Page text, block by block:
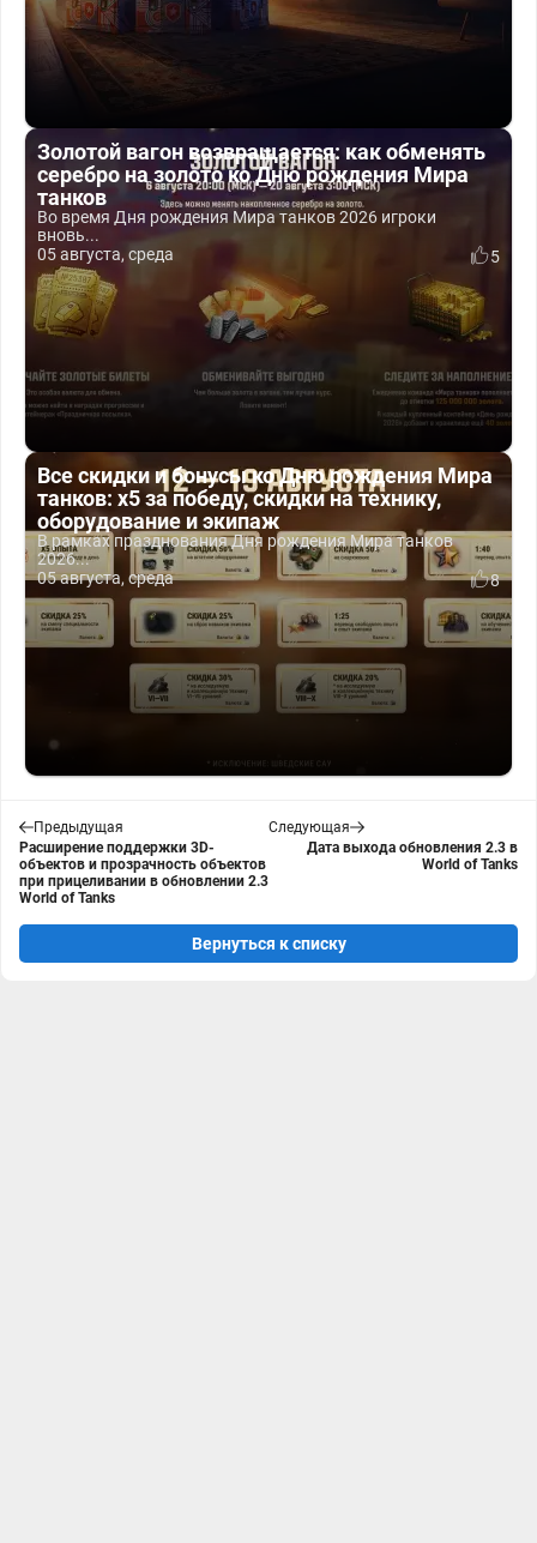
Золотой вагон возвращается: как обменять
серебро на золото ко Дню рождения Мира
танков
Во время Дня рождения Мира танков 2026 игроки
вновь...
05 августа, среда
5
Все скидки и бонусы ко Дню рождения Мира
танков: x5 за победу, скидки на технику,
оборудование и экипаж
В рамках празднования Дня рождения Мира танков
2026...
05 августа, среда
8
Предыдущая
Расширение поддержки 3D-
объектов и прозрачность объектов
при прицеливании в обновлении 2.3
World of Tanks
Следующая
Дата выхода обновления 2.3 в
World of Tanks
Вернуться к списку